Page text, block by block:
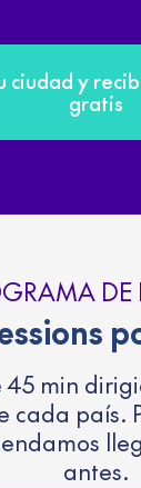
ciudad y
gratis
DE
45 min
cada país.
antes.